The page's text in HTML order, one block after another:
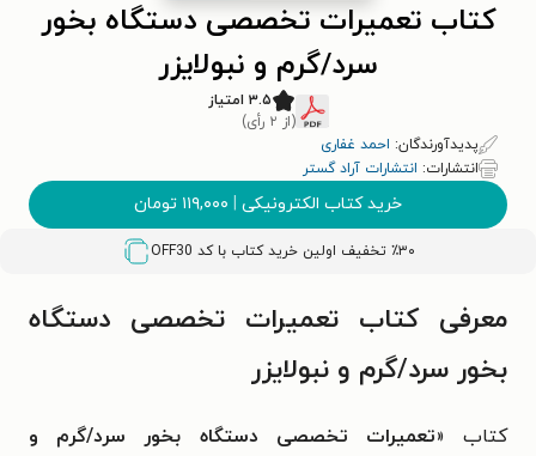
کتاب تعمیرات تخصصی دستگاه بخور
سرد/گرم و نبولایزر
۳.۵ امتیاز
(از ۲ رأی)
پدیدآورندگان: احمد غفاری
انتشارات: انتشارات آراد گستر
خرید کتاب الکترونیکی | ۱۱۹,۰۰۰ تومان
٪۳۰ تخفیف اولین خرید کتاب با کد OFF30
معرفی کتاب تعمیرات تخصصی دستگاه
بخور سرد/گرم و نبولایزر
کتاب «تعمیرات تخصصی دستگاه بخور سرد/گرم و